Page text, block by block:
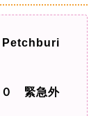
Petchburi
０ 緊急外